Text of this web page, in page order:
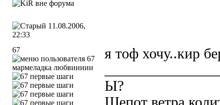
11.08.2006,
22:33
67
мармеладка любвиииии
я тоф хочу..кир
Ы?